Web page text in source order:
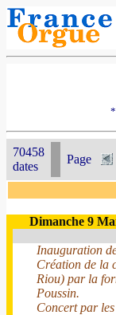
*
70458
dates
Page
Dimanche 9
Inauguration
Création de la
Riou) par la
Poussin.
Concert par